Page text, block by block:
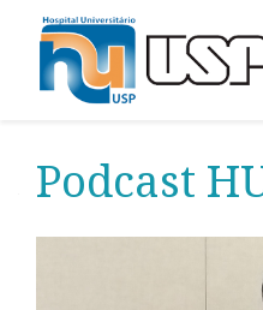
Podcast